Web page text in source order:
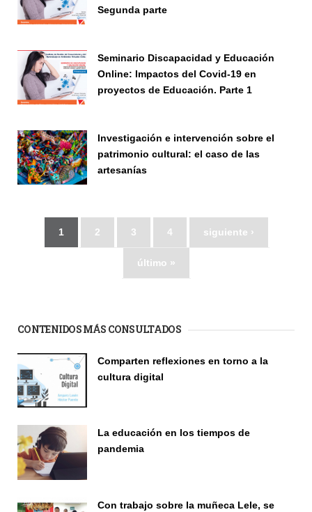
Segunda parte
Seminario Discapacidad y Educación
Online: Impactos del Covid-19 en
proyectos de Educación. Parte 1
Investigación e intervención sobre el
patrimonio cultural: el caso de las
artesanías
1 2 3 4 siguiente ›
último »
CONTENIDOS MÁS CONSULTADOS
Comparten reflexiones en torno a la
cultura digital
La educación en los tiempos de
pandemia
Con trabajo sobre la muñeca Lele, se